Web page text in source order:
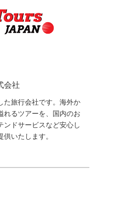
会社
た旅行会社です。海外か
れるツアーを、国内のお
ンドサービスなど安心し
いたします。